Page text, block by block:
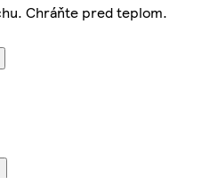
Chráňte pred teplom.